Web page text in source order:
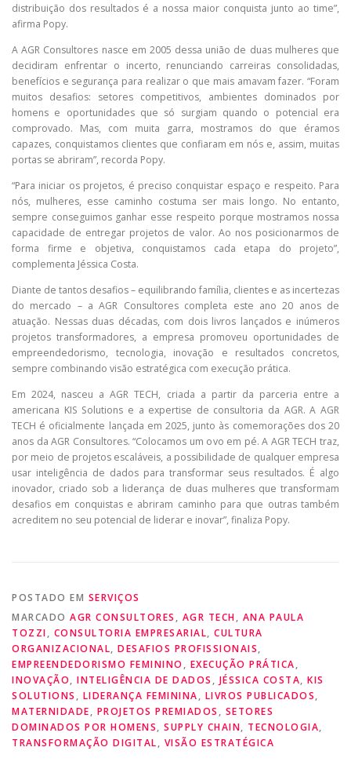
distribuição dos resultados é a nossa maior conquista junto ao time”,
afirma Popy.
A AGR Consultores nasce em 2005 dessa união de duas mulheres que
decidiram enfrentar o incerto, renunciando carreiras consolidadas,
benefícios e segurança para realizar o que mais amavam fazer. “Foram
muitos desafios: setores competitivos, ambientes dominados por
homens e oportunidades que só surgiam quando o potencial era
comprovado. Mas, com muita garra, mostramos do que éramos
capazes, conquistamos clientes que confiaram em nós e, assim, muitas
portas se abriram”, recorda Popy.
“Para iniciar os projetos, é preciso conquistar espaço e respeito. Para
nós, mulheres, esse caminho costuma ser mais longo. No entanto,
sempre conseguimos ganhar esse respeito porque mostramos nossa
capacidade de entregar projetos de valor. Ao nos posicionarmos de
forma firme e objetiva, conquistamos cada etapa do projeto”,
complementa Jéssica Costa.
Diante de tantos desafios – equilibrando família, clientes e as incertezas
do mercado – a AGR Consultores completa este ano 20 anos de
atuação. Nessas duas décadas, com dois livros lançados e inúmeros
projetos transformadores, a empresa promoveu oportunidades de
empreendedorismo, tecnologia, inovação e resultados concretos,
sempre combinando visão estratégica com execução prática.
Em 2024, nasceu a AGR TECH, criada a partir da parceria entre a
americana KIS Solutions e a expertise de consultoria da AGR. A AGR
TECH é oficialmente lançada em 2025, junto às comemorações dos 20
anos da AGR Consultores. “Colocamos um ovo em pé. A AGR TECH traz,
por meio de projetos escaláveis, a possibilidade de qualquer empresa
usar inteligência de dados para transformar seus resultados. É algo
inovador, criado sob a liderança de duas mulheres que transformam
desafios em conquistas e abriram caminho para que outras também
acreditem no seu potencial de liderar e inovar”, finaliza Popy.
POSTADO EM SERVIÇOS
MARCADO AGR CONSULTORES , AGR TECH, ANA PAULA
TOZZI, CONSULTORIA EMPRESARIAL, CULTURA
ORGANIZACIONAL, DESAFIOS PROFISSIONAIS,
EMPREENDEDORISMO FEMININO , EXECUÇÃO PRÁTICA,
INOVAÇÃO, INTELIGÊNCIA DE DADOS , JÉSSICA COSTA, KIS
SOLUTIONS , LIDERANÇA FEMININA, LIVROS PUBLICADOS,
MATERNIDADE, PROJETOS PREMIADOS , SETORES
DOMINADOS POR HOMENS, SUPPLY CHAIN, TECNOLOGIA,
TRANSFORMAÇÃO DIGITAL, VISÃO ESTRATÉGICA